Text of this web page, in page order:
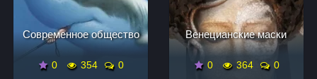
Современное общество
0 354 0
Венецианские маски
0 364 0